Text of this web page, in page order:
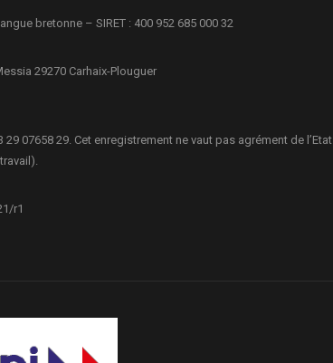
bretonne – SIRET : 400 952 685 000 32
29270 Carhaix-Plouguer
07658 29. Cet enregistrement ne vaut pas agrément de l’Etat
r1